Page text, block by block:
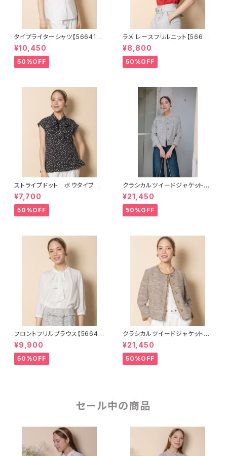
タイプライターシャツ【566410
2】
¥10,450
50%OFF
ラメ レースフリルニット【56681
01】
¥8,800
50%OFF
ストライプドット ボウタイブラ
ウス【5664109】
¥7,700
50%OFF
クラシカルツイードジャケット【5
663101】
¥21,450
50%OFF
フロントフリルブラウス【56641
01】
¥9,900
50%OFF
クラシカルツイードジャケット【5
663101】
¥21,450
50%OFF
セール中の商品